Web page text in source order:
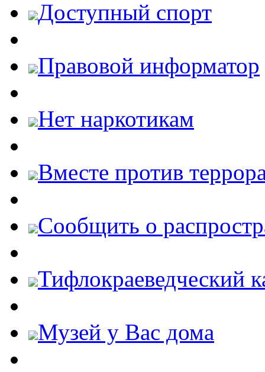
Доступный спорт
Правовой информатор
Нет наркотикам
Вместе против
Cообщить о
Тифлокраеведческий
Музей у Вас дома